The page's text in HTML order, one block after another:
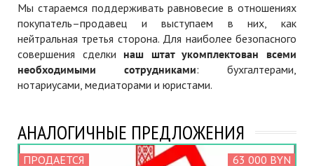
Мы стараемся поддерживать равновесие в отношениях
покупатель–продавец и выступаем в них, как
нейтральная третья сторона. Для наиболее безопасного
совершения сделки наш штат укомплектован всеми
необходимыми сотрудниками: бухгалтерами,
нотариусами, медиаторами и юристами.
АНАЛОГИЧНЫЕ ПРЕДЛОЖЕНИЯ
ПРОДАЕТСЯ 63 000 BYN